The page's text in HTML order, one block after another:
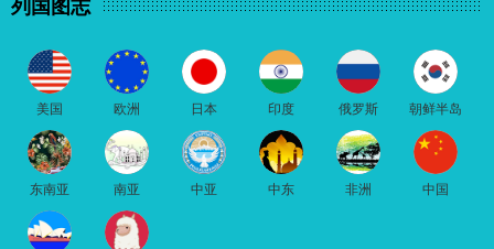
列国图志
美国 欧洲 日本 印度 俄罗斯 朝鲜半岛
东南亚 南亚 中亚 中东 非洲 中国